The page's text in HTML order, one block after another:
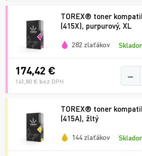
TOREX® toner
(415X), purpurový, XL
282 zlaťákov
174,42 €
141,80 € bez DPH −
TOREX® toner
(415A), žltý
144 zlaťákov